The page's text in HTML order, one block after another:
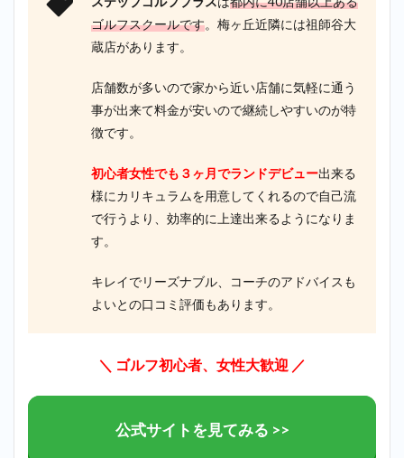
ゴルフスクールです。梅ヶ丘近隣には祖師谷大
蔵店があります。
店舗数が多いので家から近い店舗に気軽に通う
事が出来て料金が安いので継続しやすいのが特
徴です。
初心者女性でも３ヶ月でランドデビュー出来る
様にカリキュラムを用意してくれるので自己流
で行うより、効率的に上達出来るようになりま
す。
キレイでリーズナブル、コーチのアドバイスも
よいとの口コミ評価もあります。
＼ ゴルフ初心者、女性大歓迎 ／
公式サイトを見てみる >>